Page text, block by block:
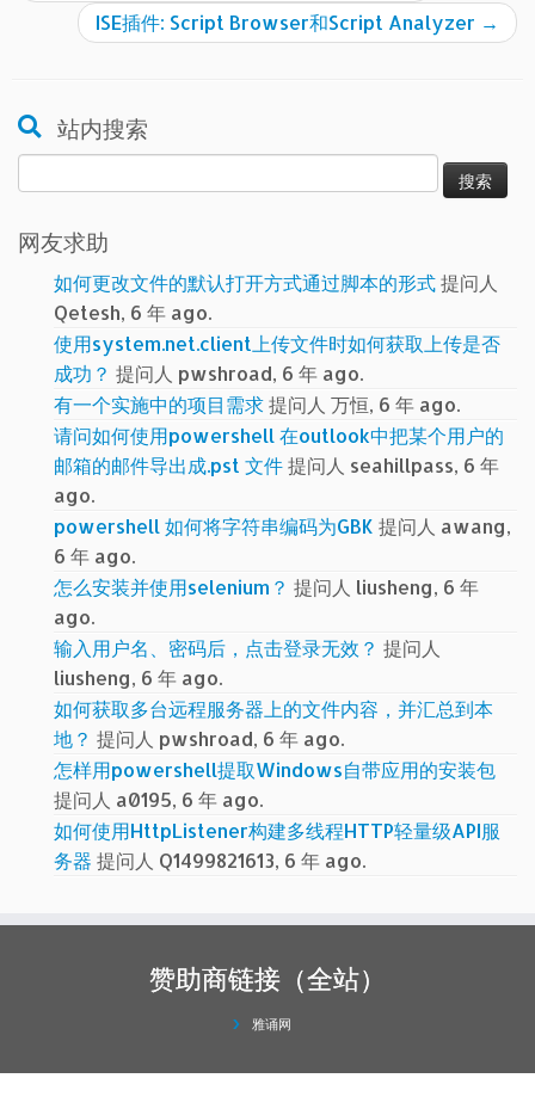
ISE插件: Script Browser和Script Analyzer →
站内搜索
索：
网友求助
如何更改文件的默认打开方式通过脚本的形式提问人
Qetesh, 6 年 ago.
使用system.net.client上传文件时如何获取上传是否
成功？ 提问人 pwshroad, 6 年 ago.
有一个实施中的项目需求提问人 万恒, 6 年 ago.
请问如何使用powershell 在outlook中把某个用户的
邮箱的邮件导出成.pst 文件提问人 seahillpass, 6 年
ago.
powershell 如何将字符串编码为GBK 提问人 awang,
6 年 ago.
怎么安装并使用selenium？ 提问人 liusheng, 6 年
ago.
输入用户名、密码后，点击登录无效？ 提问人
liusheng, 6 年 ago.
如何获取多台远程服务器上的文件内容，并汇总到本
地？ 提问人 pwshroad, 6 年 ago.
怎样用powershell提取Windows自带应用的安装包
提问人 a0195, 6 年 ago.
如何使用HttpListener构建多线程HTTP轻量级API服
务器 提问人 Q1499821613, 6 年 ago.
赞助商链接（全站）
雅诵网